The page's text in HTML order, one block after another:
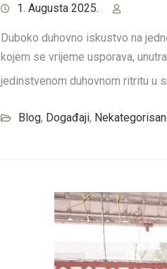
1. Augusta 2025.
Duboko duhovno iskustvo na
kojem se vrijeme usporava,
jedinstvenom duhovnom ritritu u
Blog, Događaji,